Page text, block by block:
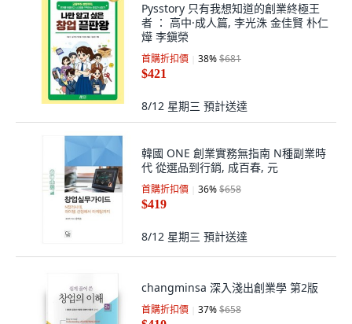
Pysstory 只有我想知道的創業終極王
者 ： 高中·成人篇, 李光洙 金佳賢 朴仁
燁 李鎭榮
首購折扣價 38%$681
$421
8/12 星期三 預計送達
韓國 ONE 創業實務無指南 N種副業時
代 從選品到行銷, 成百春, 元
首購折扣價 36%$658
$419
8/12 星期三 預計送達
changminsa 深入淺出創業學 第2版
首購折扣價 37%$658